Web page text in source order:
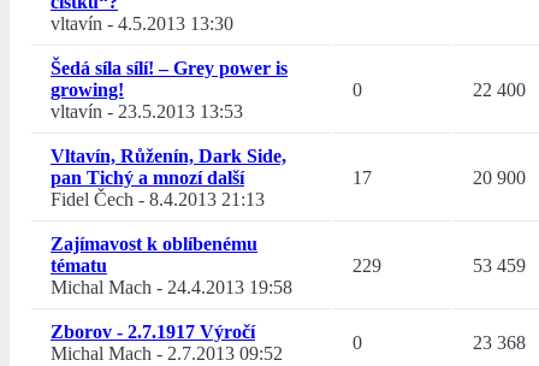
vltavín - 4.5.2013 13:30
Šedá síla sílí! – Grey power is
growing!
vltavín - 23.5.2013 13:53
0 22 400
Vltavín, Růženín, Dark Side,
pan Tichý a mnozí další
Fidel Čech - 8.4.2013 21:13
17 20 900
Zajímavost k oblíbenému
tématu
Michal Mach - 24.4.2013 19:58
229 53 459
Zborov - 2.7.1917 Výročí
Michal Mach - 2.7.2013 09:52
0 23 368